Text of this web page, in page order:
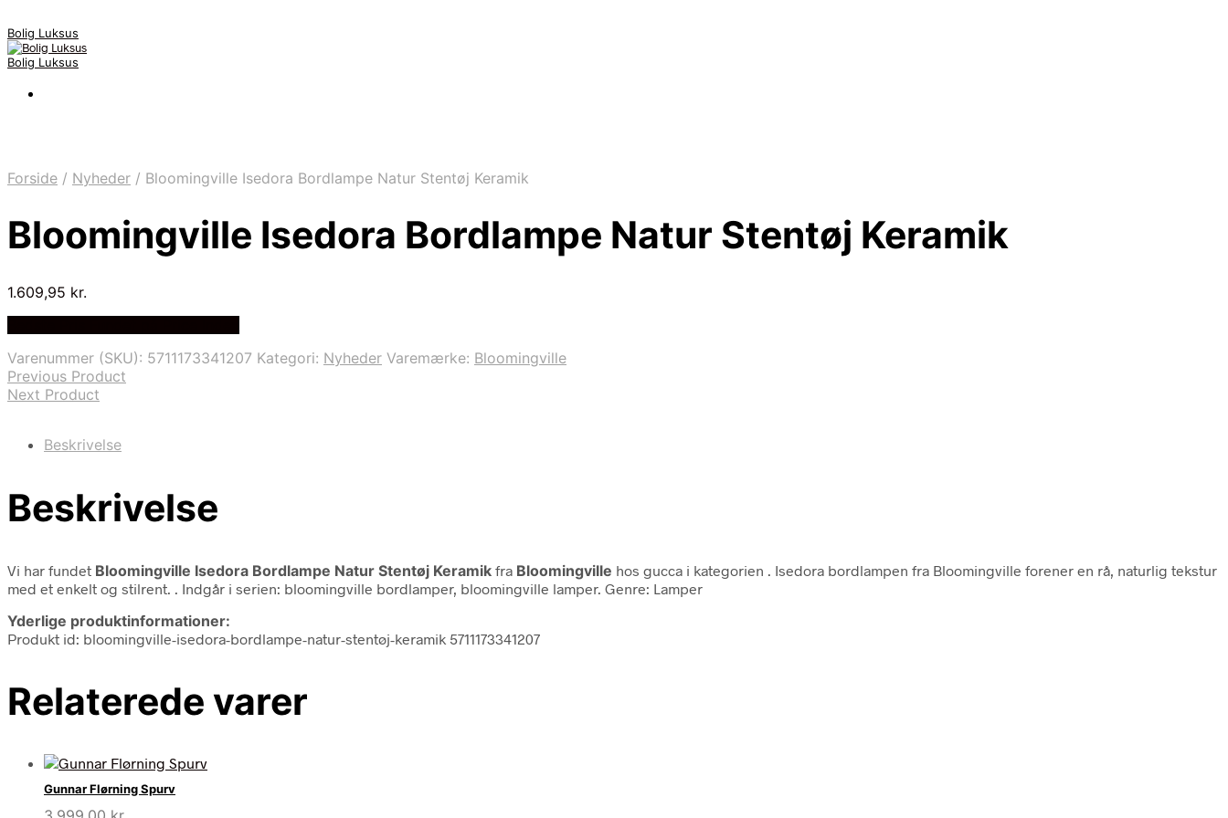
Bolig Luksus
Bolig Luksus
Forside / Nyheder / Bloomingville Isedora Bordlampe Natur Stentøj Keramik
Bloomingville Isedora Bordlampe Natur Stentøj Keramik
1.609,95 kr.
Varenummer (SKU): 5711173341207 Kategori: Nyheder Varemærke: Bloomingville
Previous Product
Next Product
Beskrivelse
Beskrivelse
Vi har fundet Bloomingville Isedora Bordlampe Natur Stentøj Keramik fra Bloomingville hos gucca i kategorien
. Isedora bordlampen fra Bloomingville forener en rå, naturlig tekstur
med et enkelt og stilrent. . Indgår i serien: bloomingville bordlamper, bloomingville lamper. Genre: Lamper
Yderlige produktinformationer:
Produkt id: bloomingville-isedora-bordlampe-natur-stentøj-keramik 5711173341207
Relaterede varer
Gunnar Flørning Spurv